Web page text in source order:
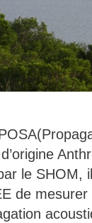
le SHOM,
de mesurer